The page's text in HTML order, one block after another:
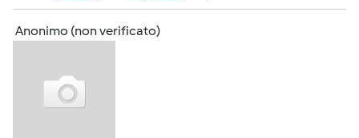
Anonimo (non verificato)